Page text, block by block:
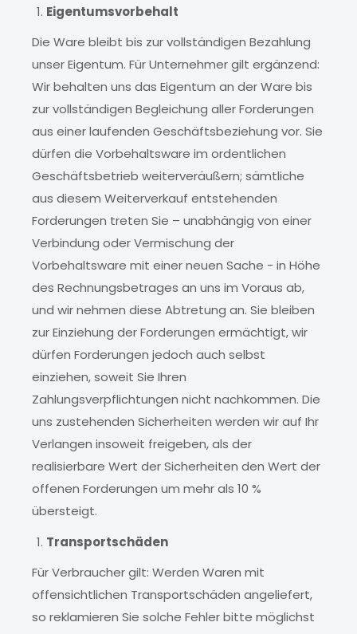
Eigentumsvorbehalt
Die Ware bleibt bis zur vollständigen Bezahlung
unser Eigentum. Für Unternehmer gilt ergänzend:
Wir behalten uns das Eigentum an der Ware bis
zur vollständigen Begleichung aller Forderungen
aus einer laufenden Geschäftsbeziehung vor. Sie
dürfen die Vorbehaltsware im ordentlichen
Geschäftsbetrieb weiterveräußern; sämtliche
aus diesem Weiterverkauf entstehenden
Forderungen treten Sie – unabhängig von einer
Verbindung oder Vermischung der
Vorbehaltsware mit einer neuen Sache - in Höhe
des Rechnungsbetrages an uns im Voraus ab,
und wir nehmen diese Abtretung an. Sie bleiben
zur Einziehung der Forderungen ermächtigt, wir
dürfen Forderungen jedoch auch selbst
einziehen, soweit Sie Ihren
Zahlungsverpflichtungen nicht nachkommen. Die
uns zustehenden Sicherheiten werden wir auf Ihr
Verlangen insoweit freigeben, als der
realisierbare Wert der Sicherheiten den Wert der
offenen Forderungen um mehr als 10 %
übersteigt.
Transportschäden
Für Verbraucher gilt: Werden Waren mit
offensichtlichen Transportschäden angeliefert,
so reklamieren Sie solche Fehler bitte möglichst